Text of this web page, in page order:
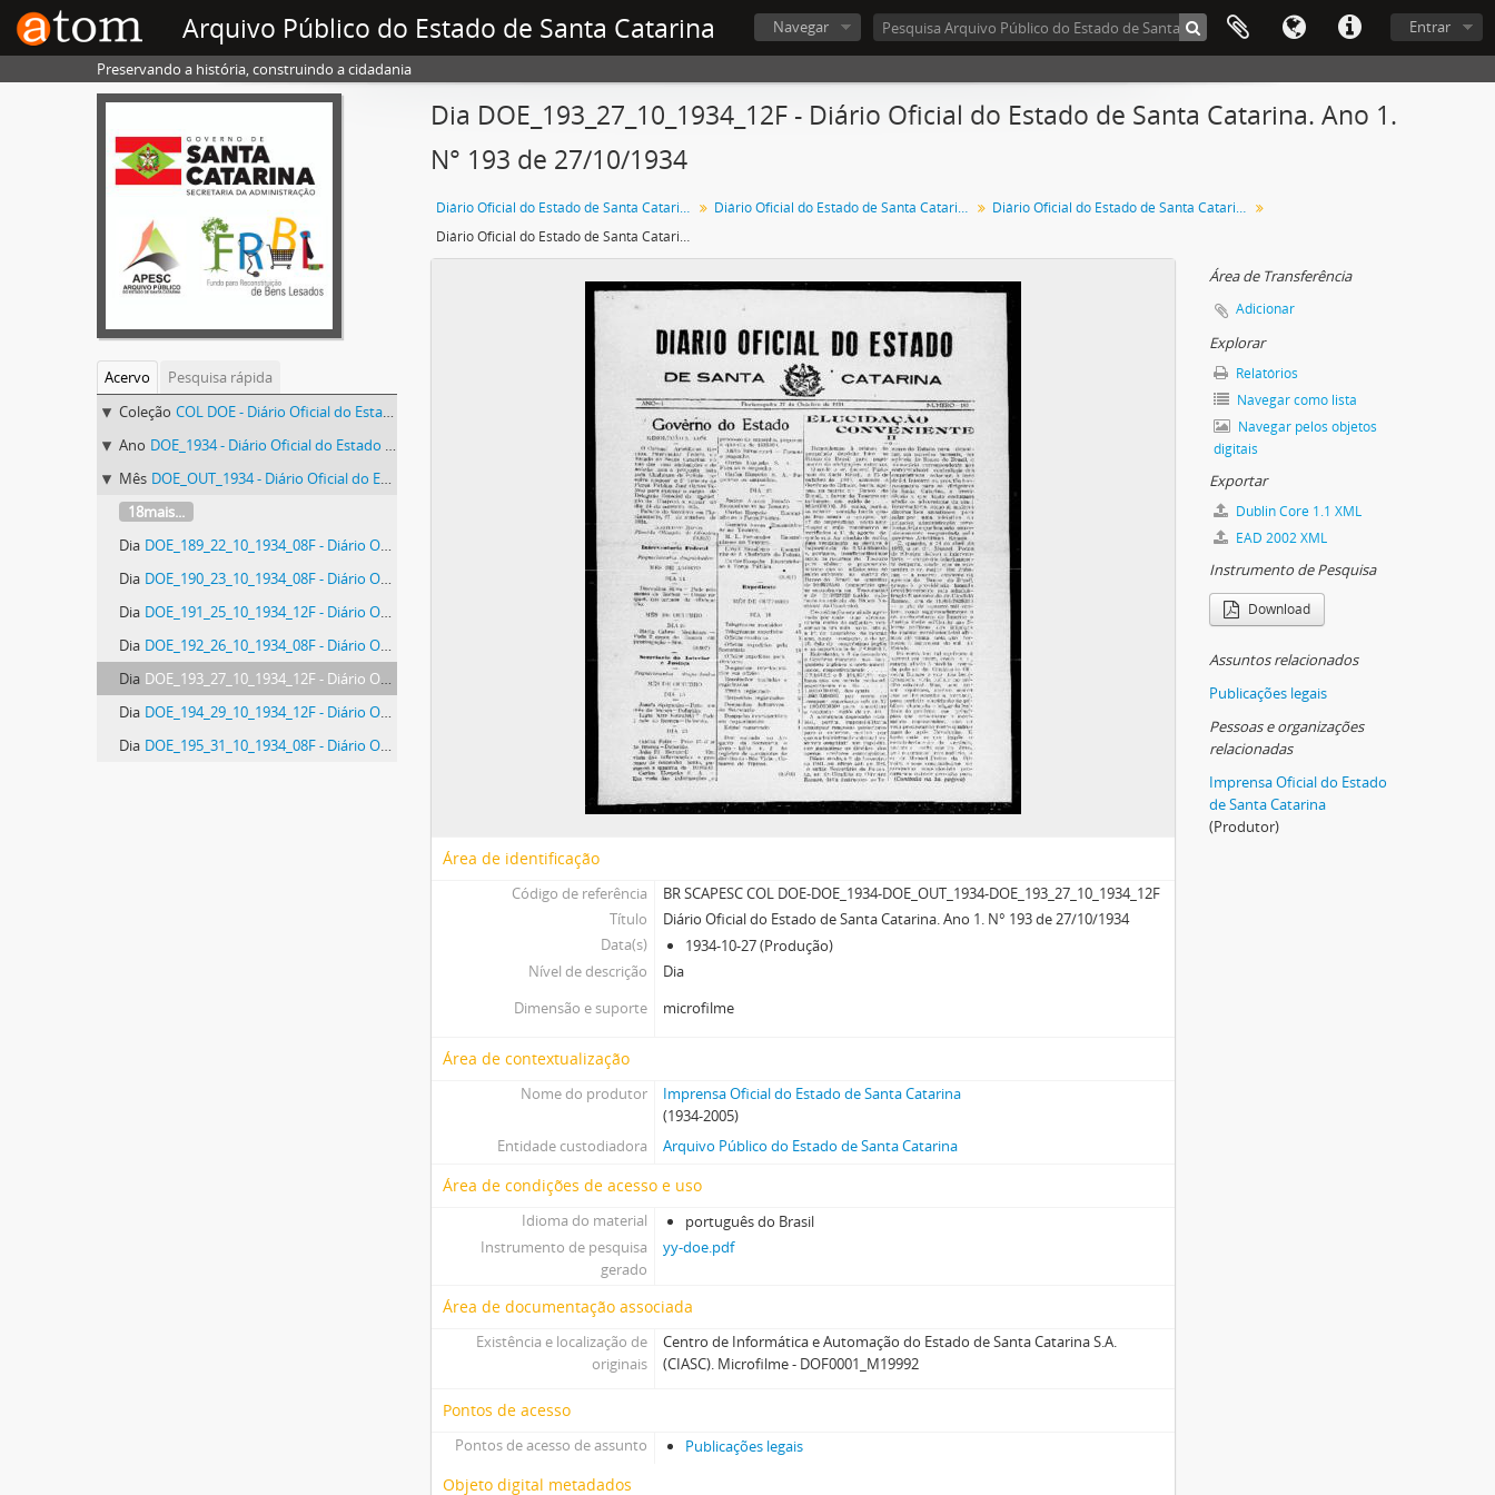
Arquivo Público do Estado de Santa Catarina Entrar
Navegar
Preservando a história, construindo a cidadania
Acervo
Pesquisa rápida
Coleção COL DOE - Diário Oficial do Estado de Santa Catarina
Ano DOE_1934 - Diário Oficial do Estado de Santa Catarina. 1934
Mês DOE_OUT_1934 - Diário Oficial do Estado de Santa Catarina. Outubro de 1934
18mais...
Dia DOE_189_22_10_1934_08F - Diário Oficial do Estado de Santa Catarina. Ano 1. N° 189 de 22/10/1934
Dia DOE_190_23_10_1934_08F - Diário Oficial do Estado de Santa Catarina. Ano 1. N° 190 de 23/10/1934
Dia DOE_191_25_10_1934_12F - Diário Oficial do Estado de Santa Catarina. Ano 1. N° 191 de 25/10/1934
Dia DOE_192_26_10_1934_08F - Diário Oficial do Estado de Santa Catarina. Ano 1. N° 192 de 26/10/1934
Dia DOE_193_27_10_1934_12F - Diário Oficial do Estado de Santa Catarina. Ano 1. N° 193 de 27/10/1934
Dia DOE_194_29_10_1934_12F - Diário Oficial do Estado de Santa Catarina. Ano 1. N° 194 de 29/10/1934
Dia DOE_195_31_10_1934_08F - Diário Oficial do Estado de Santa Catarina. Ano 1. N° 195 de 31/10/1934
Dia DOE_193_27_10_1934_12F - Diário Oficial do Estado de Santa Catarina. Ano 1.
N° 193 de 27/10/1934
Diário Oficial do Estado de Santa Catarina Diário Oficial do Estado de Santa Catarina. 1934
Diário Oficial do Estado de Santa Catarina. Outubro de 1934
Diário Oficial do Estado de Santa Catarina. Ano 1. N° 193 de 27/10/1934
Área de identificação
Código de referência
BR SCAPESC COL DOE-DOE_1934-DOE_OUT_1934-DOE_193_27_10_1934_12F
Título
Diário Oficial do Estado de Santa Catarina. Ano 1. N° 193 de 27/10/1934
Data(s)
1934-10-27 (Produção)
Nível de descrição
Dia
Dimensão e suporte
microfilme
Área de contextualização
Nome do produtor
Imprensa Oficial do Estado de Santa Catarina
(1934-2005)
Entidade custodiadora
Arquivo Público do Estado de Santa Catarina
Área de condições de acesso e uso
Idioma do material
português do Brasil
Instrumento de pesquisa
gerado
yy-doe.pdf
Área de documentação associada
Existência e localização de
originais
Centro de Informática e Automação do Estado de Santa Catarina S.A.
(CIASC). Microfilme - DOF0001_M19992
Pontos de acesso
Pontos de acesso de assunto Publicações legais
Objeto digital metadados
Área de Transferência
Adicionar
Explorar
Relatórios
Navegar como lista
Navegar pelos objetos
digitais
Exportar
Dublin Core 1.1 XML
EAD 2002 XML
Instrumento de Pesquisa
Download
Assuntos relacionados
Publicações legais
Pessoas e organizações
relacionadas
Imprensa Oficial do Estado
de Santa Catarina
(Produtor)